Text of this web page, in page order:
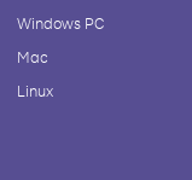
Windows PC
Mac
Linux